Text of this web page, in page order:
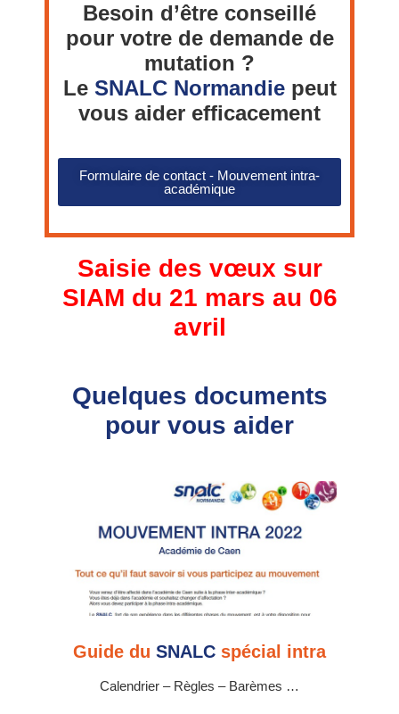
Besoin d’être conseillé
pour votre de demande de
mutation ?
Le SNALC Normandiepeut
vous aider efficacement
Formulaire de contact - Mouvement intra-
académique
Saisie des vœux sur
SIAM du 21 mars au 06
avril
Quelques documents
pour vous aider
Guide du SNALC spécial intra
Calendrier – Règles – Barèmes …